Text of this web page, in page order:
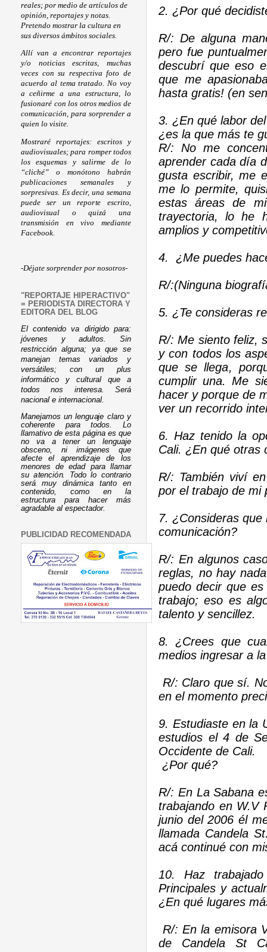
2. ¿Por qué
R/: De alguna
pero fue
descubrí que eso
que me
hasta gratis! (en
3. ¿En qué labor
¿es la que más te
R/: No me
aprender cada día
gusta escribir, me
me lo permite,
estas áreas de
trayectoria, lo he
amplios y
4. ¿Me puedes
R/:(Ninguna
5. ¿Te consideras
R/: Me siento feliz,
y con todos los
que se llega,
cumplir una. Me
hacer y porque de
ver un recorrido
6. Haz tenido la
Cali. ¿En qué otras
R/: También viví
por el trabajo de mi
7. ¿Consideras
comunicación?
R/: En algunos
reglas, no hay
puedo decir que
trabajo; eso es
talento y sencillez.
8. ¿Crees que
medios ingresar a
R/: Claro que sí.
en el momento
9. Estudiaste en la
estudios el 4 de
Occidente de Cali.
¿Por qué?
R/: En La Sabana
trabajando en W.V
junio del 2006 él
llamada Candela
acá continué con
10. Haz
Principales y
¿En qué lugares
R/: En la emisora
de Candela St
reales; por medio de artículos de
opinión, reportajes y notas.
Pretendo mostrar la cultura en
sus diversos ámbitos sociales.
Allí van a encontrar reportajes
y/o noticias escritas, muchas
veces con su respectiva foto de
acuerdo al tema tratado. No voy
a ceñirme a una estructura, lo
fusionaré con los otros medios de
comunicación, para sorprender a
quien lo visite.
Mostraré reportajes: escritos y
audiovisuales; para romper todos
los esquemas y salirme de lo
“cliché” o monótono habrán
publicaciones semanales y
sorpresivas. Es decir, una semana
puede ser un reporte escrito,
audiovisual o quizá una
transmisión en vivo mediante
Facebook.
-Déjate sorprender por nosotros-
"REPORTAJE HIPERACTIVO"
= PERIODISTA DIRECTORA Y
EDITORA DEL BLOG
El contenido va dirigido para:
jóvenes y adultos. Sin
restricción alguna; ya que se
manejan temas variados y
versátiles; con un plus
informático y cultural que a
todos nos interesa. Será
nacional e internacional.
Manejamos un lenguaje claro y
coherente para todos. Lo
llamativo de esta página es que
no va a tener un lenguaje
obsceno, ni imágenes que
afecte el aprendizaje de los
menores de edad para llamar
su atención. Todo lo contrario
será muy dinámica tanto en
contenido, como en la
estructura para hacer más
agradable al espectador.
PUBLICIDAD RECOMENDADA